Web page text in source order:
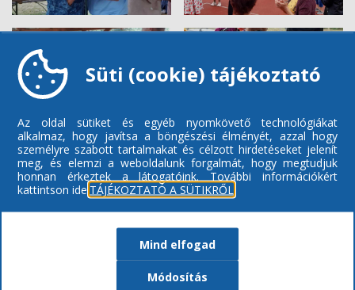
Süti (cookie) tájékoztató
Az oldal sütiket és egyéb nyomkövető technológiákat
alkalmaz, hogy javítsa a böngészési élményét, azzal hogy
személyre szabott tartalmakat és célzott hirdetéseket jelenít
meg, és elemzi a weboldalunk forgalmát, hogy megtudjuk
honnan érkeztek a látogatóink.
További információkért
kattintson ide:TÁJÉKOZTATÓ A SÜTIKRŐL
Mind elfogad
Módosítás